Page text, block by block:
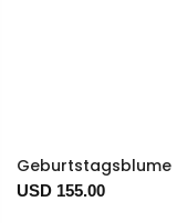
Geburtstagsblume
USD 155.00